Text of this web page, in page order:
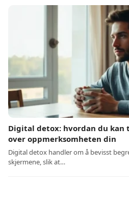
Digital detox: hvordan du
over oppmerksomheten din
Digital detox handler om å bevisst
skjermene, slik at…